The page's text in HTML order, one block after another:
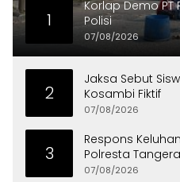
1
Korlap Demo PT
Polisi
07/08/2026
2
Jaksa Sebut
Kosambi Fiktif
07/08/2026
3
Respons
Polresta
Bersih ke
07/08/2026